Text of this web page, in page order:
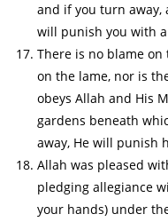
and if you turn away,
will punish you with
There is no blame
on the lame, nor is
obeys Allah and His
gardens beneath
away, He will punish
Allah was pleased
pledging allegiance
your hands) under